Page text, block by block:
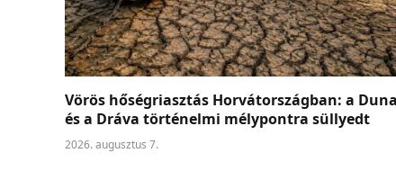
Vörös hőségriasztás Horvátországban: a Duna
és a Dráva történelmi mélypontra süllyedt
2026. augusztus 7.